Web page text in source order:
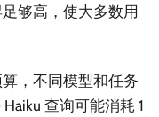
够高，使大多数用
，不同模型和任务
查询可能消耗 1